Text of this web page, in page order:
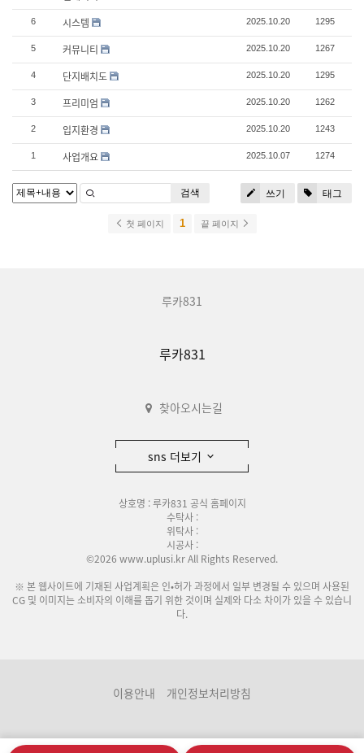
6 시스템 2025.10.20 1295
5 커뮤니티 2025.10.20 1267
4 단지배치도 2025.10.20 1295
3 프리미엄 2025.10.20 1262
2 입지환경 2025.10.20 1243
1 사업개요 2025.10.07 1274
쓰기 태그
검색
첫 페이지 1 끝 페이지
루카831
루카831
찾아오시는길
sns 더보기
상호명 : 루카831 공식 홈페이지
수탁사 :
위탁사 :
시공사 :
©2026 www.uplusi.kr All Rights Reserved.
※ 본 웹사이트에 기재된 사업계획은 인•허가 과정에서 일부 변경될 수 있으며 사용된
CG 및 이미지는 소비자의 이해를 돕기 위한 것이며 실제와 다소 차이가 있을 수 있습니
다.
이용안내 개인정보처리방침